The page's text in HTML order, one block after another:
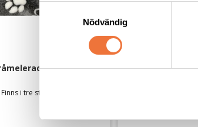
S
y
k
s
Nödvändig
- Vita tassar
i tre storlekar
Vetbed Grön -